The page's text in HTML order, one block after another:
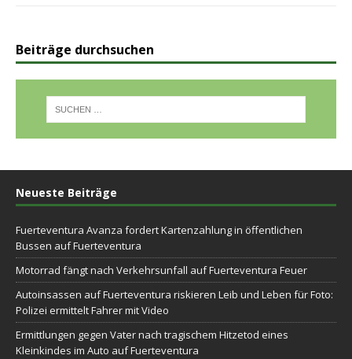
Beiträge durchsuchen
Neueste Beiträge
Fuerteventura Avanza fordert Kartenzahlung in öffentlichen
Bussen auf Fuerteventura
Motorrad fängt nach Verkehrsunfall auf Fuerteventura Feuer
Autoinsassen auf Fuerteventura riskieren Leib und Leben für Foto:
Polizei ermittelt Fahrer mit Video
Ermittlungen gegen Vater nach tragischem Hitzetod eines
Kleinkindes im Auto auf Fuerteventura